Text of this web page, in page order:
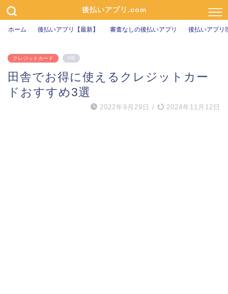
後払いアプリ.com
ホーム 後払いアプリ【最新】 審査なしの後払いアプリ 後払いアプリ
クレジットカード PR
田舎でお得に使えるクレジットカー
ドおすすめ3選
2022年9月29日 / 2024年11月12日